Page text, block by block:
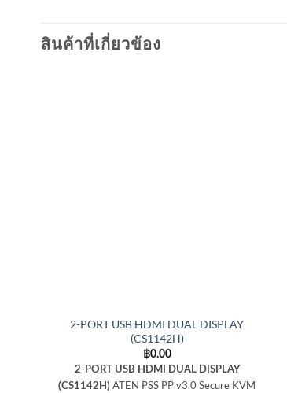
สินค้าที่เกี่ยวข้อง
2-PORT USB HDMI DUAL DISPLAY
(CS1142H)
฿0.00
2-PORT USB HDMI DUAL DISPLAY
(CS1142H) ATEN PSS PP v3.0 Secure KVM